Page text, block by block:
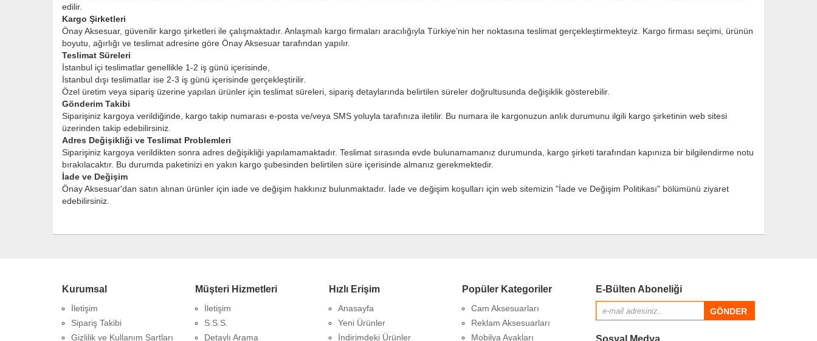
edilir.
Kargo Şirketleri
Önay Aksesuar, güvenilir kargo şirketleri ile çalışmaktadır. Anlaşmalı kargo firmaları aracılığıyla Türkiye’nin her noktasına teslimat gerçekleştirmekteyiz. Kargo firması seçimi, ürünün
boyutu, ağırlığı ve teslimat adresine göre Önay Aksesuar tarafından yapılır.
Teslimat Süreleri
İstanbul içi teslimatlar genellikle 1-2 iş günü içerisinde,
İstanbul dışı teslimatlar ise 2-3 iş günü içerisinde gerçekleştirilir.
Özel üretim veya sipariş üzerine yapılan ürünler için teslimat süreleri, sipariş detaylarında belirtilen süreler doğrultusunda değişiklik gösterebilir.
Gönderim Takibi
Siparişiniz kargoya verildiğinde, kargo takip numarası e-posta ve/veya SMS yoluyla tarafınıza iletilir. Bu numara ile kargonuzun anlık durumunu ilgili kargo şirketinin web sitesi
üzerinden takip edebilirsiniz.
Adres Değişikliği ve Teslimat Problemleri
Siparişiniz kargoya verildikten sonra adres değişikliği yapılamamaktadır. Teslimat sırasında evde bulunamamanız durumunda, kargo şirketi tarafından kapınıza bir bilgilendirme notu
bırakılacaktır. Bu durumda paketinizi en yakın kargo şubesinden belirtilen süre içerisinde almanız gerekmektedir.
İade ve Değişim
Önay Aksesuar'dan satın alınan ürünler için iade ve değişim hakkınız bulunmaktadır. İade ve değişim koşulları için web sitemizin "İade ve Değişim Politikası" bölümünü ziyaret
edebilirsiniz.
Kurumsal
İletişim
Sipariş Takibi
Gizlilik ve Kullanım Şartları
Müşteri Hizmetleri
İletişim
S.S.S.
Detaylı Arama
Hızlı Erişim
Anasayfa
Yeni Ürünler
İndirimdeki Ürünler
Popüler Kategoriler
Cam Aksesuarları
Reklam Aksesuarları
Mobilya Ayakları
E-Bülten Aboneliği
Sosyal Medya